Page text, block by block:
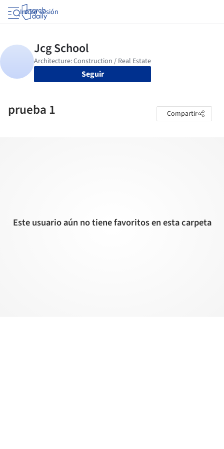
Iniciar sesión
Seguir
prueba 1 Compartir
Este usuario aún no tiene favoritos en esta carpeta